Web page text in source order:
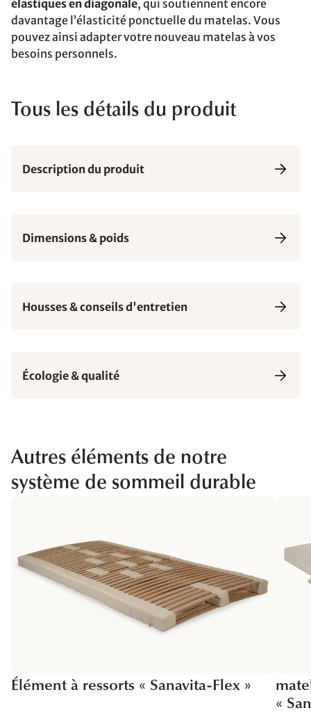
élastiques en diagonale, qui soutiennent encore
davantage l’élasticité ponctuelle du matelas. Vous
pouvez ainsi adapter votre nouveau matelas à vos
besoins personnels.
Tous les détails du produit
Description du produit
Dimensions & poids
Housses & conseils d'entretien
Écologie & qualité
Autres éléments de notre
système de sommeil durable
Élément à ressorts « Sanavita-Flex »
«